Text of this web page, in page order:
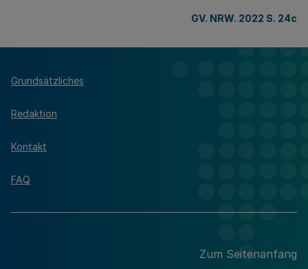
GV. NRW. 2022 S. 24c
Grundsätzliches
Redaktion
Kontakt
FAQ
Zum Seitenanfang